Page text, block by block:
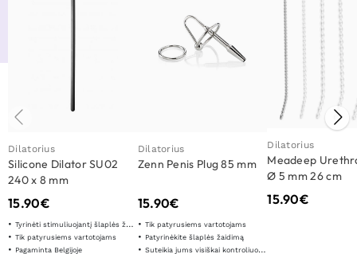
Dilatorius
Silicone Dilator SU02
240 x 8 mm
15.90€
Tyrinėti stimuliuojantį šlaplės žaidimą
Tik patyrusiems vartotojams
Pagaminta Belgijoje
Dilatorius
Zenn Penis Plug 85 mm
15.90€
Tik patyrusiems vartotojams
Patyrinėkite šlaplės žaidimą
Suteikia jums visiškai kontroliuojamą malonumą
Dilatorius
Meadeep
Ø 5 mm 26 cm
15.90€